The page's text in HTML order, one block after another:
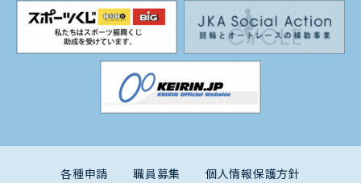
各種申請 職員募集 個人情報保護方針